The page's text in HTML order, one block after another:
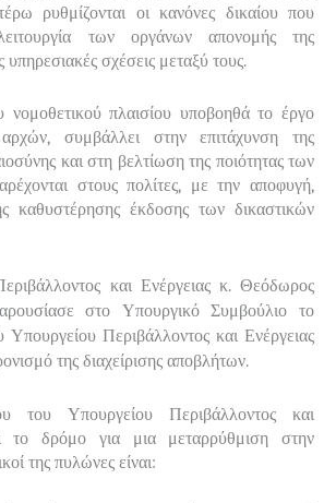
ρυθμίζονται οι κανόνες δικαίου που
των οργάνων απονομής της
υπηρεσιακές σχέσεις μεταξύ τους.
πλαισίου υποβοηθά το έργο
συμβάλλει στην επιτάχυνση της
και στη βελτίωση της ποιότητας των
στους πολίτες, με την αποφυγή,
καθυστέρησης έκδοσης των δικαστικών
και Ενέργειας κ. Θεόδωρος
στο Υπουργικό Συμβούλιο το
Υπουργείου Περιβάλλοντος και Ενέργειας
της διαχείρισης αποβλήτων.
του Υπουργείου Περιβάλλοντος και
το δρόμο για μια μεταρρύθμιση στην
της πυλώνες είναι: